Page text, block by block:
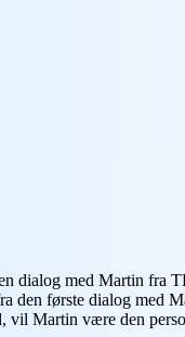
dialog med Martin
den første dialog med
vil Martin være den